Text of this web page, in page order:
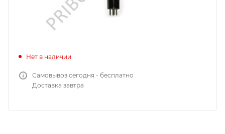
Нет в наличии
Самовывоз сегодня - бесплатно
Доставка завтра